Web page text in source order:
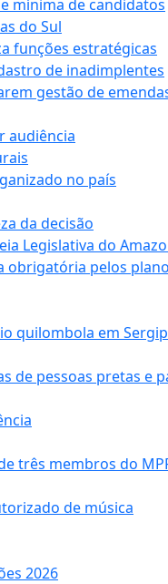
mínima de candidatos
do Sul
funções estratégicas
de inadimplentes
gestão de
audiência
no país
da decisão
Legislativa do
pelos
quilombola em
de pessoas pretas e
três membros do
de música
2026